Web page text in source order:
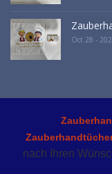
Oct 28 -
nach Ihren